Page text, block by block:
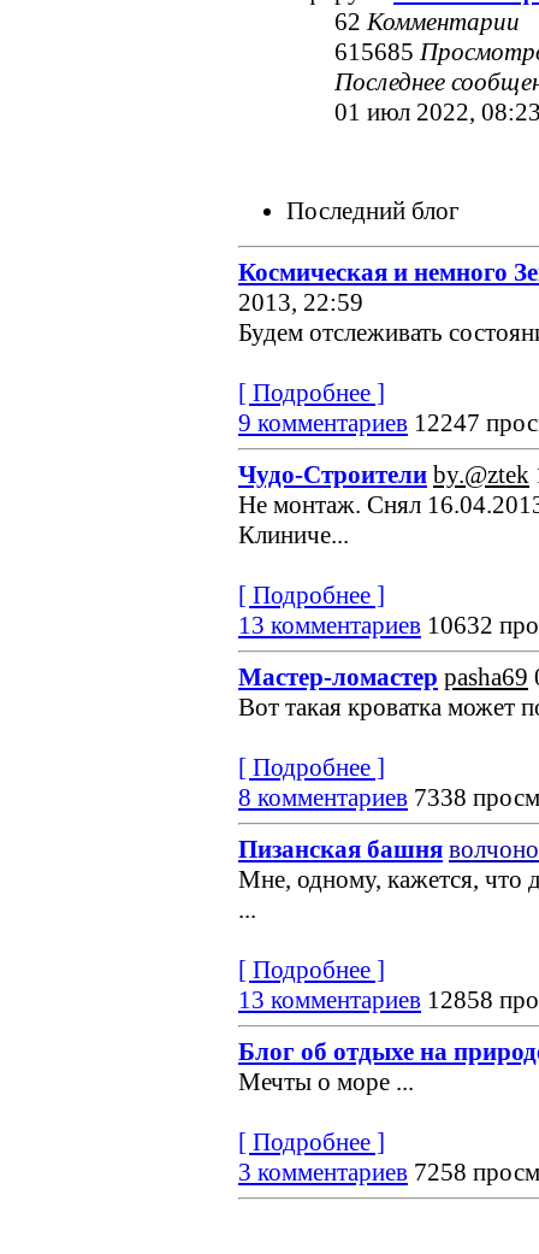
62Комментарии
615685
Последнее
01 июл 2022,
Последний блог
Космическая и немного
2013, 22:59
Будем отслеживать
[ Подробнее ]
9 комментариев 12247
Чудо-Строители by.@ztek
Не монтаж. Снял
Клиниче...
[ Подробнее ]
13 комментариев 10632
Мастер-ломастер pasha69
Вот такая кроватка может
[ Подробнее ]
8 комментариев 7338
Пизанская башня
Мне, одному, кажется, что
...
[ Подробнее ]
13 комментариев 12858
Блог об отдыхе на
Мечты о море ...
[ Подробнее ]
3 комментариев 7258